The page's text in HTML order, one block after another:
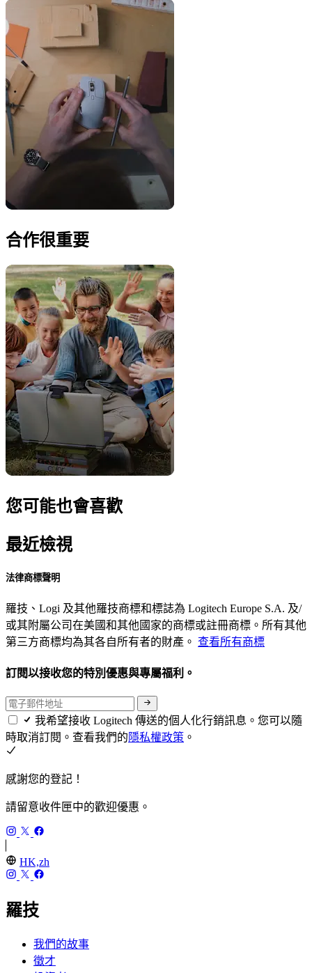
合作很重要
您可能也會喜歡
最近檢視
法律商標聲明
羅技、Logi 及其他羅技商標和標誌為 Logitech Europe S.A. 及/
或其附屬公司在美國和其他國家的商標或註冊商標。所有其他
第三方商標均為其各自所有者的財產。 查看所有商標
訂閱以接收您的特別優惠與專屬福利。
我希望接收 Logitech 傳送的個人化行銷訊息。您可以隨
時取消訂閱。查看我們的隱私權政策 。
感謝您的登記！
請留意收件匣中的歡迎優惠。
HK,zh
羅技
我們的故事
徵才